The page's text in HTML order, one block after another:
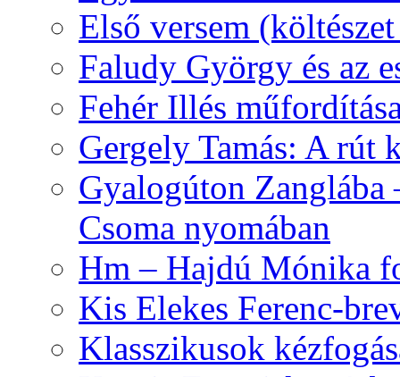
Első versem
Faludy György és az
Fehér Illés
Gergely Tamás: A rút
Gyalogúton Zanglába
Csoma nyomában
Hm – Hajdú Mónika
Kis Elekes Ferenc-
Klasszikusok